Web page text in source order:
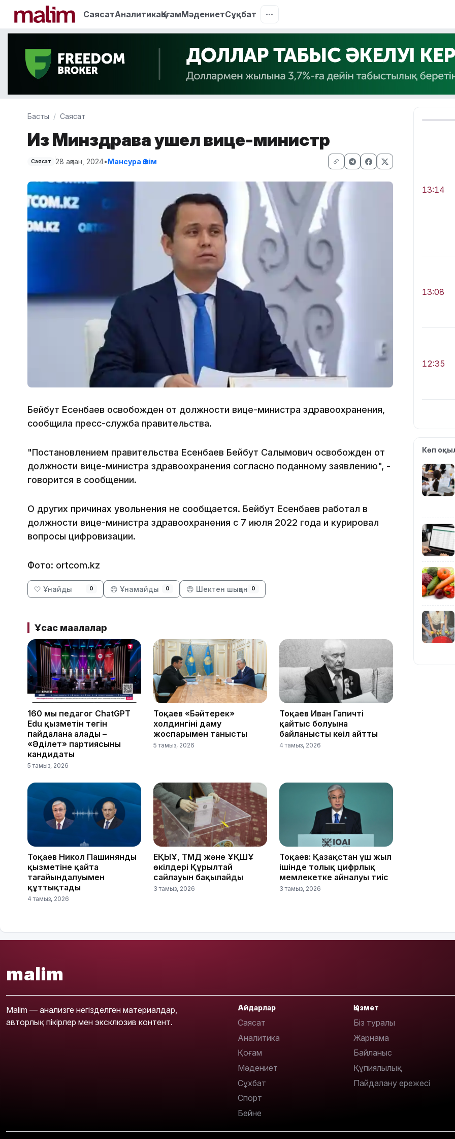
СаясатАналитикаҚоғамМәдениетСұқбат
Басты Саясат
Из Минздрава ушел вице-министр
Саясат 28 ақпан, 2024•Мансура Әшім
Бейбут Есенбаев освобожден от должности вице-министра здравоохранения,
сообщила пресс-служба правительства.
"Постановлением правительства Есенбаев Бейбут Салымович освобожден от
должности вице-министра здравоохранения согласно поданному заявлению", -
говорится в сообщении.
О других причинах увольнения не сообщается. Бейбут Есенбаев работал в
должности вице-министра здравоохранения с 7 июля 2022 года и курировал
вопросы цифровизации.
Фото: ortcom.kz
🤍 Ұнайды 0 😞 Ұнамайды 0 😡 Шектен шыққан 0
Ұқсас мақалалар
160 мың педагог ChatGPT
Edu қызметін тегін
пайдалана алады –
«Әділет» партиясының
кандидаты
5 тамыз, 2026
Тоқаев «Бәйтерек»
холдингінің даму
жоспарымен танысты
5 тамыз, 2026
Тоқаев Иван Гапичтің
қайтыс болуына
байланысты көңіл айтты
4 тамыз, 2026
Тоқаев Никол Пашинянды
қызметіне қайта
тағайындалуымен
құттықтады
4 тамыз, 2026
ЕҚЫҰ, ТМД және ҰҚШҰ
өкілдері Құрылтай
сайлауын бақылайды
3 тамыз, 2026
Тоқаев: Қазақстан үш жыл
ішінде толық цифрлық
мемлекетке айналуы тиіс
3 тамыз, 2026
13:14
13:08
12:35
12:17
11:23
Көп
malim
Malim — анализге негізделген материалдар,
авторлық пікірлер мен эксклюзив контент.
Айдарлар
Саясат
Аналитика
Қоғам
Мәдениет
Сұхбат
Спорт
Бейне
Қызмет
Біз туралы
Жарнама
Байланыс
Құпиялылық
Пайдалану ережесі